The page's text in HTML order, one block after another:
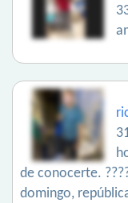
de conocerte.
domingo,